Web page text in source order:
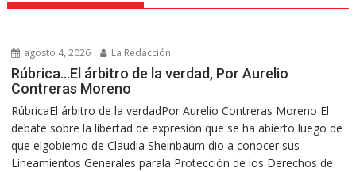
agosto 4, 2026 La Redacción
Rúbrica…El árbitro de la verdad, Por Aurelio
Contreras Moreno
RúbricaEl árbitro de la verdadPor Aurelio Contreras Moreno El
debate sobre la libertad de expresión que se ha abierto luego de
que elgobierno de Claudia Sheinbaum dio a conocer sus
Lineamientos Generales parala Protección de los Derechos de